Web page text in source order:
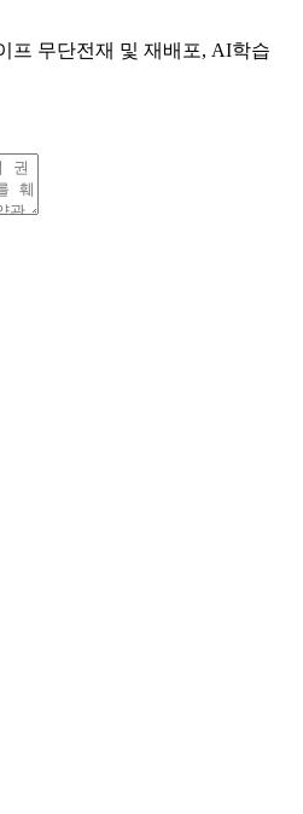
프 무단전재 및 재배포, AI학습